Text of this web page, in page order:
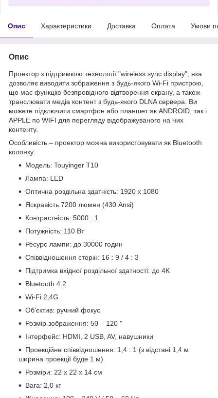
Опис Характеристики Доставка Оплата Умови
Опис
Проектор з підтримкою технології "wireless sync display", яка
дозволяє виводити зображення з будь-якого Wi-Fi пристрою,
що має функцію безпровідного відтворення екрану, а також
транслювати медіа контент з будь-якого DLNA сервера. Ви
можете підключити смартфон або планшет як ANDROID, так і
APPLE по WIFI для перегляду відображуваного на них
контенту.
Особливість – проектор можна використовувати як Bluetooth
колонку.
Модель: Touyinger T10
Лампа: LED
Оптична роздільна здатність: 1920 x 1080
Яскравість 7200 люмен (430 Ansi)
Контрастність: 5000 : 1
Потужність: 110 Вт
Ресурс лампи: до 30000 годин
Співвідношення сторін: 16 : 9 / 4 : 3
Підтримка вхідної роздільної здатності: до 4K
Bluetooth 4.2
Wi-Fi 2,4G
Об'єктив: ручний фокус
Розмір зображення: 50 – 120 "
Інтерфейс: HDMI, 2 USB, AV, навушники
Проекційне співвідношення: 1,4 : 1 (з відстані 1,4 м
ширина проекції буде 1 м)
Розміри: 22 х 22 х 14 см
Вага: 2,0 кг